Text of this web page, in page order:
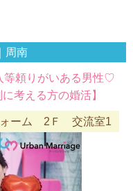
周南
等頼りがいある男性♡
考える方の婚活】
ォーム 2Ｆ 交流室1